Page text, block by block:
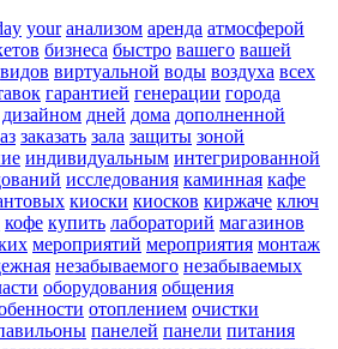
your анализом аренда атмосферой
бизнеса быстро вашего вашей
видов виртуальной воды воздуха всех
гарантией генерации города
дизайном дней дома дополненной
заказать зала защиты зоной
индивидуальным интегрированной
исследования каминная кафе
киоски киосков киржаче ключ
кофе купить лабораторий магазинов
мероприятий мероприятия монтаж
незабываемого незабываемых
оборудования общения
отоплением очистки
панелей панели питания